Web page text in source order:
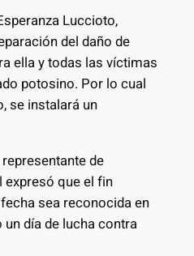
Luccioto,
del daño de
ella y todas las víctimas
potosino. Por lo cual
se instalará un
de
que el fin
sea reconocida en
día de lucha contra